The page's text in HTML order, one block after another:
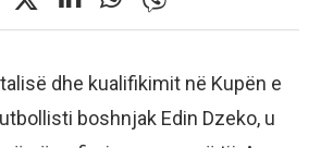
dhe kualifikimit në Kupën e
boshnjak Edin Dzeko, u